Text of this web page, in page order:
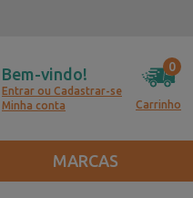
Bem-vindo!
Entrar ou Cadastrar-se
Minha conta
Carrinho
0
MARCAS